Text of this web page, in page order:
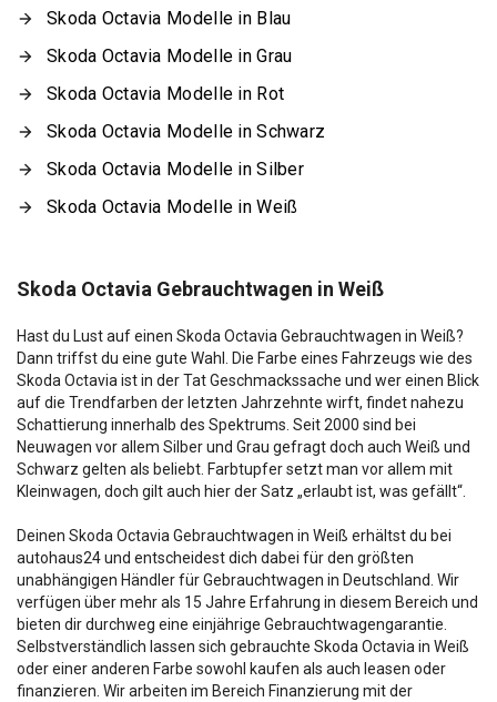
Skoda Octavia Modelle in Blau
Skoda Octavia Modelle in Grau
Skoda Octavia Modelle in Rot
Skoda Octavia Modelle in Schwarz
Skoda Octavia Modelle in Silber
Skoda Octavia Modelle in Weiß
Skoda Octavia Gebrauchtwagen in Weiß
Hast du Lust auf einen Skoda Octavia Gebrauchtwagen in Weiß?
Dann triffst du eine gute Wahl. Die Farbe eines Fahrzeugs wie des
Skoda Octavia ist in der Tat Geschmackssache und wer einen Blick
auf die Trendfarben der letzten Jahrzehnte wirft, findet nahezu
Schattierung innerhalb des Spektrums. Seit 2000 sind bei
Neuwagen vor allem Silber und Grau gefragt doch auch Weiß und
Schwarz gelten als beliebt. Farbtupfer setzt man vor allem mit
Kleinwagen, doch gilt auch hier der Satz „erlaubt ist, was gefällt“.
Deinen Skoda Octavia Gebrauchtwagen in Weiß erhältst du bei
autohaus24 und entscheidest dich dabei für den größten
unabhängigen Händler für Gebrauchtwagen in Deutschland. Wir
verfügen über mehr als 15 Jahre Erfahrung in diesem Bereich und
bieten dir durchweg eine einjährige Gebrauchtwagengarantie.
Selbstverständlich lassen sich gebrauchte Skoda Octavia in Weiß
oder einer anderen Farbe sowohl kaufen als auch leasen oder
finanzieren. Wir arbeiten im Bereich Finanzierung mit der